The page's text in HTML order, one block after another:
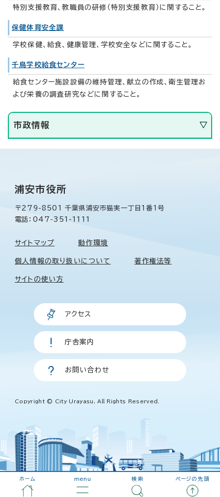
特別支援教育、教職員の研修（特別支援教育）に関すること。
保健体育安全課
学校保健、給食、健康管理、学校安全などに関すること。
千鳥学校給食センター
給食センター施設設備の維持管理、献立の作成、衛生管理お
よび栄養の調査研究などに関すること。
市政情報
ホーム menu 検索 ページの先頭
浦安市役所
〒279-8501 千葉県浦安市猫実一丁目1番1号
電話：047-351-1111
サイトマップ 動作環境
個人情報の取り扱いについて 著作権法等
サイトの使い方
アクセス
庁舎案内
お問い合わせ
Copyright © City Urayasu, All Rights Reserved.